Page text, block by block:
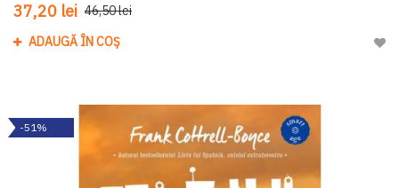
37,20 lei 46,50 lei
ADAUGĂ ÎN COȘ
-51%